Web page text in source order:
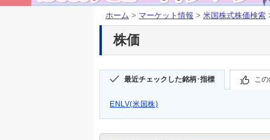
ホーム > マーケット情報 > 米国株式株価検索
株価
最近チェックした銘柄･指標 こ
ENLV(米国株)